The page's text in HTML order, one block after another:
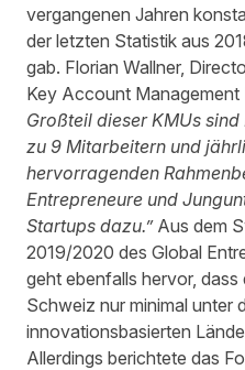
vergangenen Jahren
der letzten Statistik aus
gab. Florian Wallner,
Key Account Management
Großteil dieser KMUs
zu 9 Mitarbeitern und
hervorragenden
Entrepreneure und
Startups dazu.”Aus dem
2019/2020 des Global
geht ebenfalls hervor,
Schweiz nur minimal unter
innovationsbasierten
Allerdings berichtete das